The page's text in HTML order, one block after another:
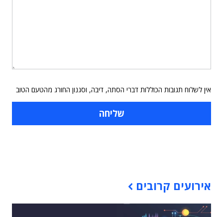
אין לשלוח תגובות הכוללות דברי הסתה, דיבה, וסגנון החורג מהטעם הטוב
אירועים קרובים